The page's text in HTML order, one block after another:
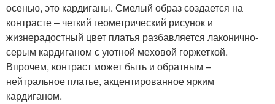
осенью, это кардиганы. Смелый образ создается на
контрасте – четкий геометрический рисунок и
жизнерадостный цвет платья разбавляется лаконично-
серым кардиганом с уютной меховой горжеткой.
Впрочем, контраст может быть и обратным –
нейтральное платье, акцентированное ярким
кардиганом.